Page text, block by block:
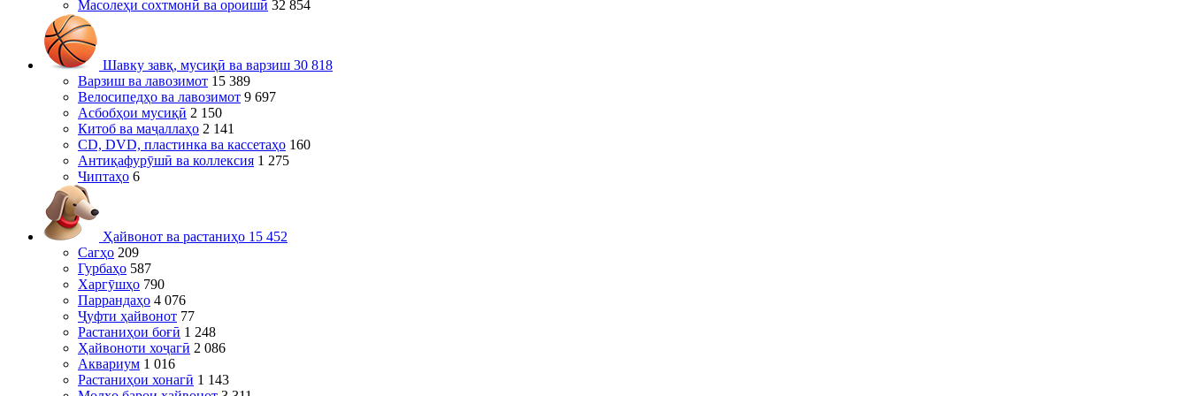
Масолеҳи сохтмонӣ ва ороишӣ 32 854
Шавку завқ, мусиқӣ ва варзиш 30 818
Варзиш ва лавозимот 15 389
Велосипедҳо ва лавозимот 9 697
Асбобҳои мусиқӣ 2 150
Китоб ва маҷаллаҳо 2 141
CD, DVD, пластинка ва кассетаҳо 160
Антиқафурӯшӣ ва коллексия 1 275
Чиптаҳо 6
Ҳайвонот ва растаниҳо 15 452
Сагҳо 209
Гурбаҳо 587
Харгӯшҳо 790
Паррандаҳо 4 076
Ҷуфти ҳайвонот 77
Растаниҳои боғӣ 1 248
Ҳайвоноти хоҷагӣ 2 086
Аквариум 1 016
Растаниҳои хонагӣ 1 143